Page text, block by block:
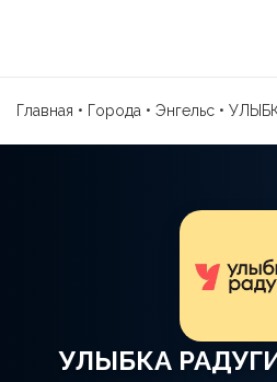
Главная • Города • Энгельс •
УЛЫБКА РАДУГИ